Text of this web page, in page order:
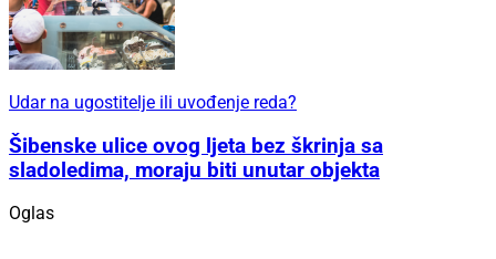
Udar na ugostitelje ili uvođenje reda?
Šibenske ulice ovog ljeta bez škrinja sa
sladoledima, moraju biti unutar objekta
Oglas